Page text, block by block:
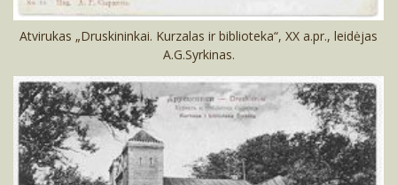
Atvirukas „Druskininkai. Kurzalas ir biblioteka“, XX a.pr., leidėjas
A.G.Syrkinas.